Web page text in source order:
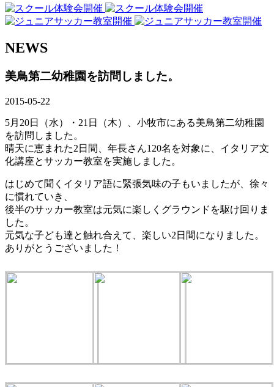
NEWS
美鳥第二幼稚園を訪問しました。
2015-05-22
5月20日（水）・21日（木）、小牧市にある美鳥第二幼稚園
を訪問しました。
晴天に恵まれた2日間、年長さん120名を対象に、イタリア文
化講座とサッカー教室を実施しました。
はじめて聞くイタリア語に緊張気味の子もいましたが、徐々
に慣れていき、
後半のサッカー教室は元気に楽しくグラウンドを駆け回りま
した。
元気な子ども達と触れ合えて、楽しい2日間になりました。
ありがとうございました！